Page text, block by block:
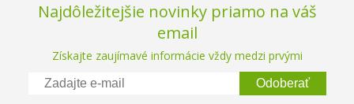
Najdôležitejšie novinky priamo na váš
email
Získajte zaujímavé informácie vždy medzi prvými
Odoberať